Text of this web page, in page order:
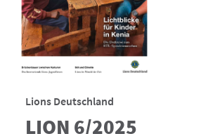
Lions Deutschland
LION 6/2025